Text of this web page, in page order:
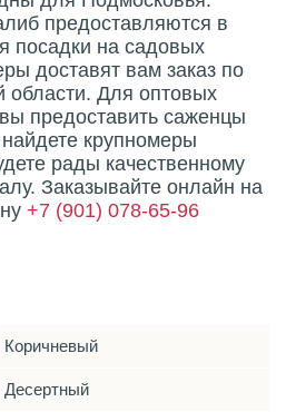
предоставляются в
посадки на садовых
доставят вам заказ по
области. Для оптовых
предоставить саженцы
крупномеры
рады качественному
Заказывайте онлайн на
+7 (901) 078-65-96
Коричневый
Десертный